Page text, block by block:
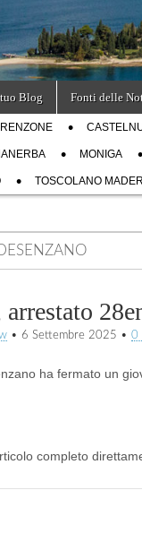
Blog Fonti delle
MONIGA
TOSCOLANO
• 6 Settembre 2025 • 0
ha fermato un
completo